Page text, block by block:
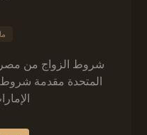
شروط الزواج من
المتحدة مقدمة